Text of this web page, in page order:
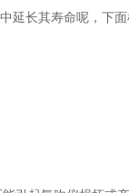
延长其寿命呢，下